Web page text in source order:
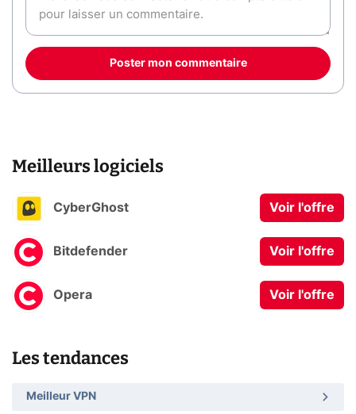
Poster mon commentaire
Meilleurs logiciels
CyberGhost Voir l'offre
Bitdefender Voir l'offre
Opera Voir l'offre
Les tendances
Meilleur VPN